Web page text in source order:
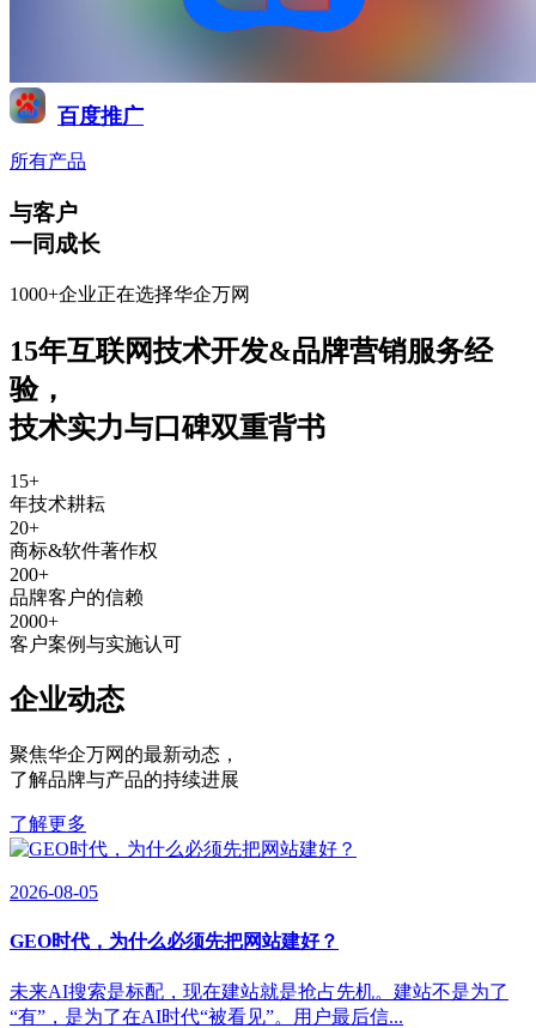
百度推广
所有产品
与客户
一同成长
1000+企业正在选择华企万网
15年互联网技术开发&品牌营销服务经
验，
技术实力与口碑双重背书
15+
年技术耕耘
20+
商标&软件著作权
200+
品牌客户的信赖
2000+
客户案例与实施认可
企业动态
聚焦华企万网的最新动态 ，
了解品牌与产品的持续进展
了解更多
2026-08-05
GEO时代，为什么必须先把网站建好？
未来AI搜索是标配，现在建站就是抢占先机。建站不是为了
“有”，是为了在AI时代“被看见”。用户最后信...